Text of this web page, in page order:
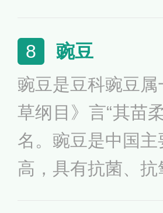
8 豌豆
豌豆是豆科豌豆
草纲目》言“其苗
名。豌豆是中国
高，具有抗菌、